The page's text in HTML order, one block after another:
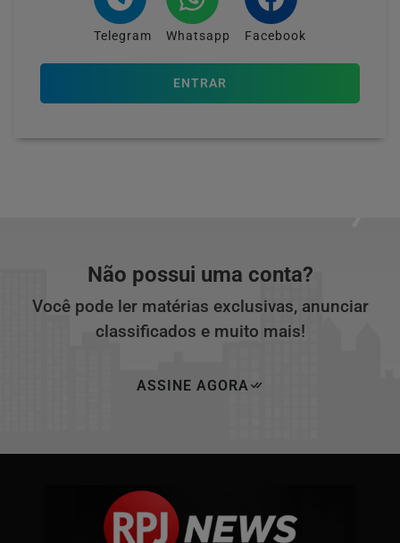
Telegram Whatsapp Facebook
ENTRAR
Não possui uma conta?
Você pode ler matérias exclusivas, anunciar
classificados e muito mais!
ASSINE AGORA